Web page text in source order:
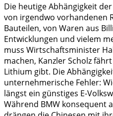
Die heutige Abhängigkeit
von irgendwo vorhandenen
Bauteilen, von Waren aus
Entwicklungen und vielem
muss Wirtschaftsminister
machen, Kanzler Scholz
Lithium gibt. Die
unternehmerische Fehler:
längst ein günstiges E-
Während BMW konsequent